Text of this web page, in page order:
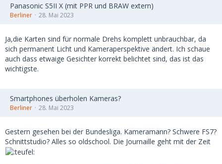
Panasonic S5II X (mit PPR und BRAW extern)
Berliner 28. Mai 2023
Ja,die Karten sind für normale Drehs komplett unbrauchbar, da
sich permanent Licht und Kameraperspektive ändert. Ich schaue
auch dass etwaige Gesichter korrekt belichtet sind, das ist das
wichtigste.
Smartphones überholen Kameras?
Berliner 28. Mai 2023
Gestern gesehen bei der Bundesliga. Kameramann? Schwere FS7?
Schnittstudio? Alles so oldschool. Die Journaille geht mit der Zeit